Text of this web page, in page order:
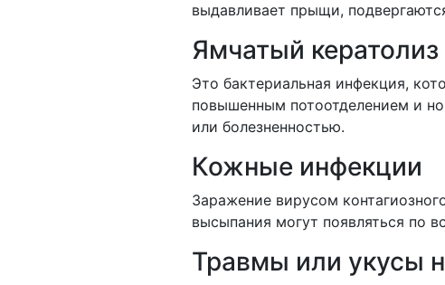
выдавливает прыщи,
Ямчатый кератолиз
Это бактериальная инфекция,
повышенным потоотделением и
или болезненностью.
Кожные инфекции
Заражение вирусом
высыпания могут появляться по
Травмы или укусы